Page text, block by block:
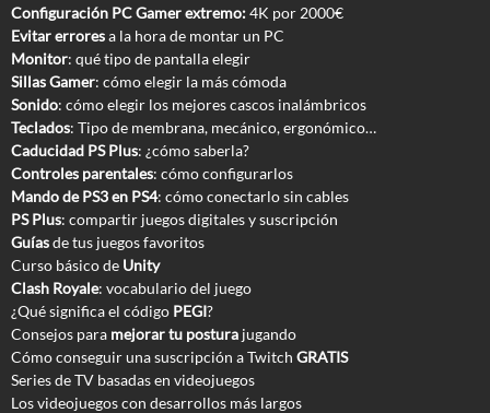
Configuración PC Gamer extremo:4K por 2000€
Evitar erroresa la hora de montar un PC
Monitor: qué tipo de pantalla elegir
Sillas Gamer: cómo elegir la más cómoda
Sonido: cómo elegir los mejores cascos inalámbricos
Teclados: Tipo de membrana, mecánico, ergonómico…
Caducidad PS Plus: ¿cómo saberla?
Controles parentales: cómo configurarlos
Mando de PS3 en PS4: cómo conectarlo sin cables
PS Plus: compartir juegos digitales y suscripción
Guíasde tus juegos favoritos
Curso básico de Unity
Clash Royale: vocabulario del juego
¿Qué significa el código PEGI?
Consejos para mejorar tu postura jugando
Cómo conseguir una suscripción a Twitch GRATIS
Series de TV basadas en videojuegos
Los videojuegos con desarrollos más largos